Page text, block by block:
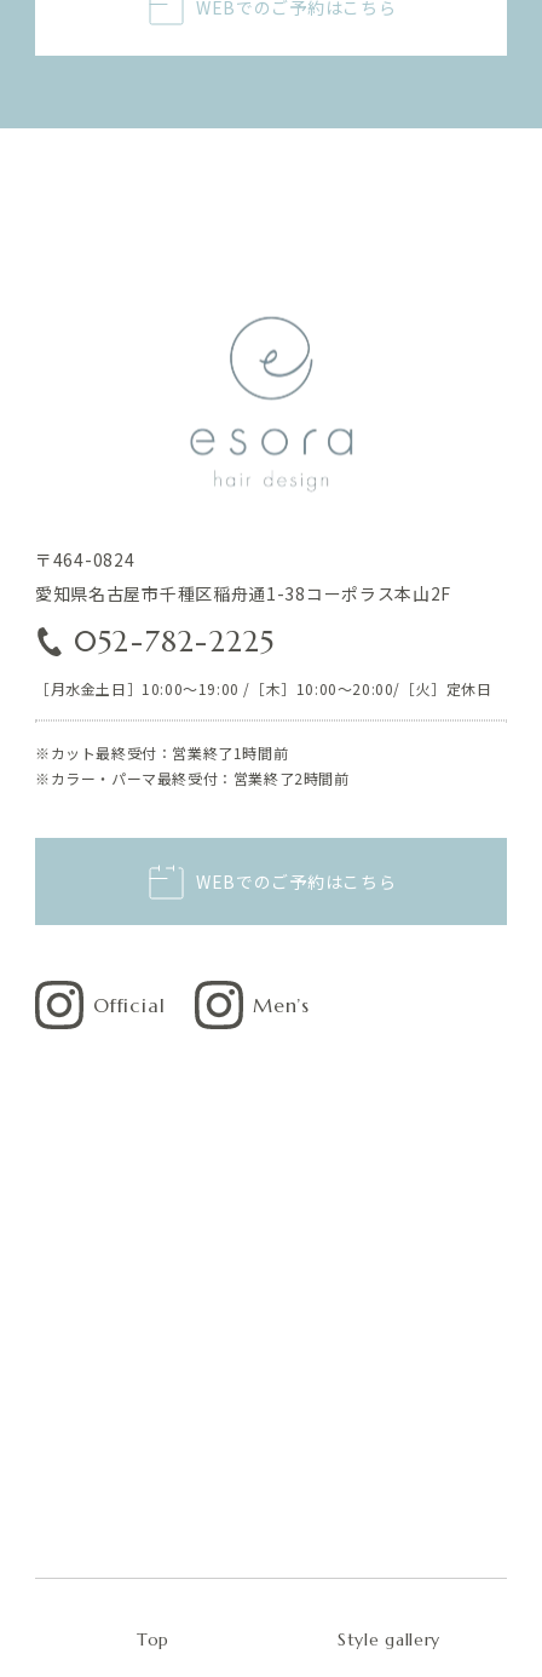
WEBでのご予約はこちら
〒464-0824
愛知県名古屋市千種区稲舟通1-38コーポラス本山2F
052-782-2225
［月水金土日］10:00～19:00 /［木］10:00～20:00/［火］定休日
※カット最終受付：営業終了1時間前
※カラー・パーマ最終受付：営業終了2時間前
WEBでのご予約はこちら
Official Men’s
Top Style gallery